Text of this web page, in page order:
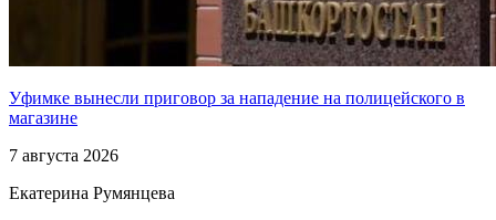
Уфимке вынесли приговор за нападение на полицейского в
магазине
7 августа 2026
Екатерина Румянцева